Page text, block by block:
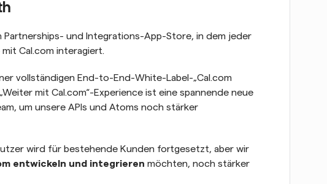
Partnerships- und Integrations-App-Store, in dem jeder
Cal.com interagiert.
vollständigen End-to-End-White-Label-„Cal.com
mit Cal.com“-Experience ist eine spannende neue
um unsere APIs und Atoms noch stärker
wird für bestehende Kunden fortgesetzt, aber wir
entwickeln und integrieren möchten, noch stärker